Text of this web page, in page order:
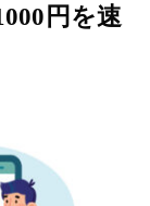
円を速